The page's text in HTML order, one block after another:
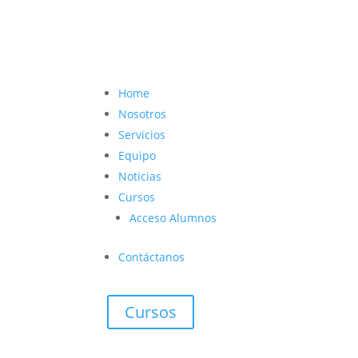
Home
Nosotros
Servicios
Equipo
Noticias
Cursos
Acceso Alumnos
Contáctanos
Cursos